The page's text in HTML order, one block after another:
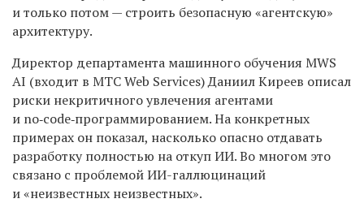
и только потом — строить безопасную «агентскую»
архитектуру.
Директор департамента машинного обучения MWS
AI (входит в МТС Web Services) Даниил Киреев описал
риски некритичного увлечения агентами
и no‑code‑программированием. На конкретных
примерах он показал, насколько опасно отдавать
разработку полностью на откуп ИИ. Во многом это
связано с проблемой ИИ-галлюцинаций
и «неизвестных неизвестных».